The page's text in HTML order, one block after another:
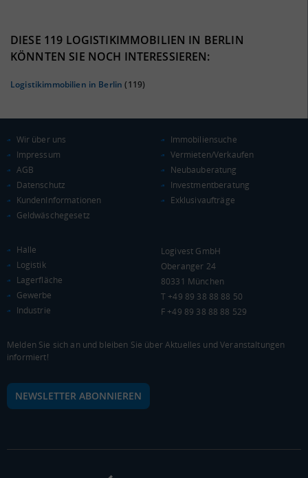
KAUFKRAFT
Euro pro Kopf
(Landkreis / Kreisfreie Stadt)
KAUFKRAFT - EURO PRO KOPF
0 € 20.000 € 40.000 €
Bundesland
DIESE 119 LOGISTIKIMMOBILIEN IN BERLIN
KÖNNTEN SIE NOCH INTERESSIEREN:
Logistikimmobilien in Berlin (119)
Wir über uns
Impressum
AGB
Datenschutz
KundenInformationen
Geldwäschegesetz
Immobiliensuche
Vermieten/Verkaufen
Neubauberatung
Investmentberatung
Exklusivaufträge
Halle
Logistik
Lagerfläche
Gewerbe
Industrie
Logivest GmbH
Oberanger 24
80331 München
T +49 89 38 88 88 50
F +49 89 38 88 88 529
Melden Sie sich an und bleiben Sie über Aktuelles und Veranstaltungen
informiert!
NEWSLETTER ABONNIEREN